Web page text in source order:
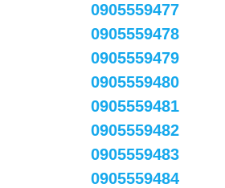
0905559477
0905559478
0905559479
0905559480
0905559481
0905559482
0905559483
0905559484